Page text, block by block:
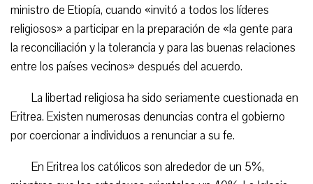
ministro de Etiopía, cuando «invitó a todos los líderes
religiosos» a participar en la preparación de «la gente para
la reconciliación y la tolerancia y para las buenas relaciones
entre los países vecinos» después del acuerdo.
La libertad religiosa ha sido seriamente cuestionada en
Eritrea. Existen numerosas denuncias contra el gobierno
por coercionar a individuos a renunciar a su fe.
En Eritrea los católicos son alrededor de un 5%,